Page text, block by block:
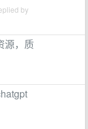
by
源，质